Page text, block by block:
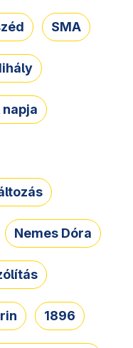
SMA
napja
Nemes Dóra
1896